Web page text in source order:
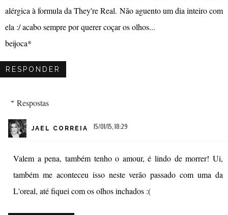
alérgica à formula da They're Real. Não aguento um dia inteiro com
ela :/ acabo sempre por querer coçar os olhos...
beijoca*
RESPONDER
Respostas
JAEL CORREIA 15/01/15, 18:29
Valem a pena, também tenho o amour, é lindo de morrer! Ui,
também me aconteceu isso neste verão passado com uma da
L'oreal, até fiquei com os olhos inchados :(